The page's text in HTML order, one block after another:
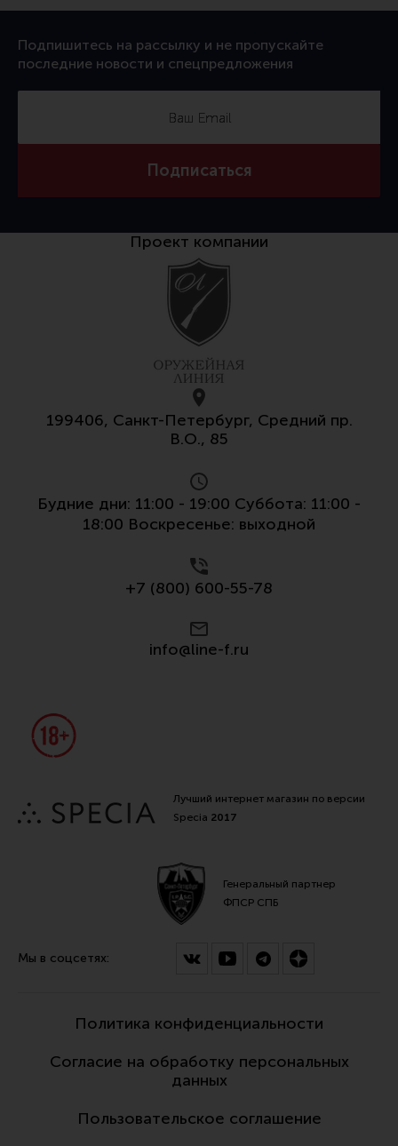
Подпишитесь на рассылку и не пропускайте
последние новости и спецпредложения
Подписаться
Проект компании
199406, Санкт-Петербург, Средний пр.
В.О., 85
Будние дни: 11:00 - 19:00 Суббота: 11:00 -
18:00 Воскресенье: выходной
+7 (800) 600-55-78
info@line-f.ru
Лучший интернет магазин по версии
Specia 2017
Генеральный партнер
ФПСР СПБ
Мы в соцсетях:
Политика конфиденциальности
Согласие на обработку персональных
данных
Пользовательское соглашение